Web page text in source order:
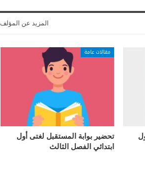
المزيد عن المؤلف
مقالات عامة
تحضير بوابة المستقبل لغتى أول
ابتدائي الفصل الثالث